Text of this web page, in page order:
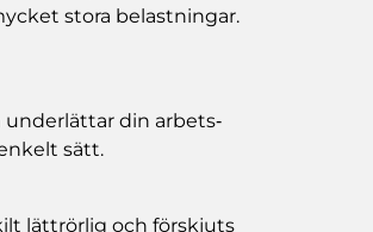
stora belastningar.
din arbets‐
sätt.
lättrörlig och förskjuts